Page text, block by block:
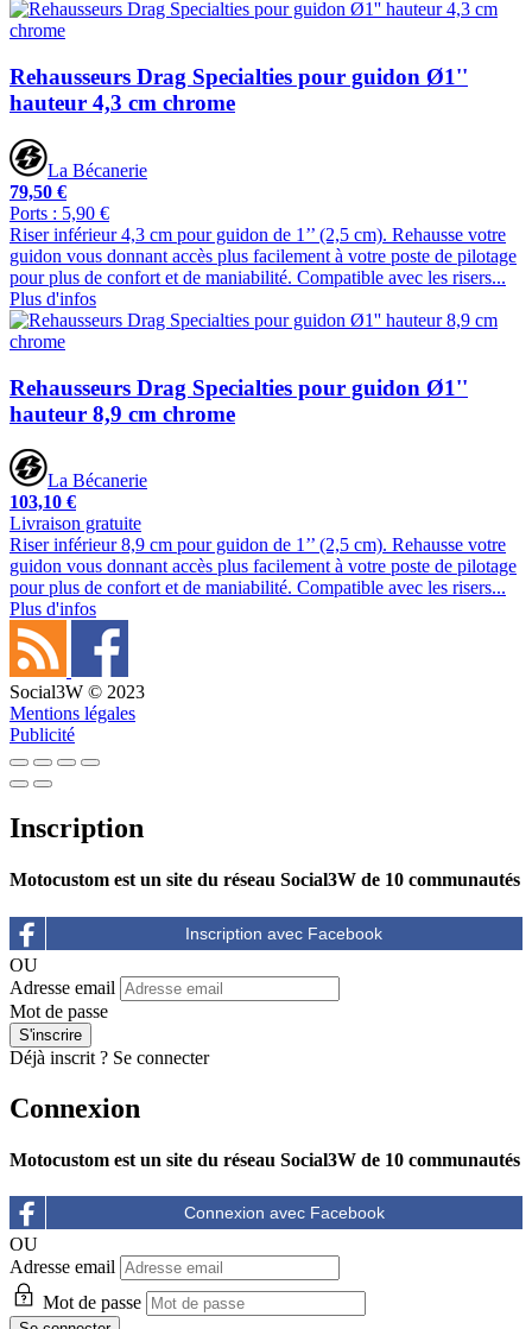
Rehausseurs Drag Specialties pour guidon Ø1''
hauteur 4,3 cm chrome
La Bécanerie
79,50 €
Ports : 5,90 €
Riser inférieur 4,3 cm pour guidon de 1’’ (2,5 cm). Rehausse votre
guidon vous donnant accès plus facilement à votre poste de pilotage
pour plus de confort et de maniabilité. Compatible avec les risers...
Plus d'infos
Rehausseurs Drag Specialties pour guidon Ø1''
hauteur 8,9 cm chrome
La Bécanerie
103,10 €
Livraison gratuite
Riser inférieur 8,9 cm pour guidon de 1’’ (2,5 cm). Rehausse votre
guidon vous donnant accès plus facilement à votre poste de pilotage
pour plus de confort et de maniabilité. Compatible avec les risers...
Plus d'infos
Social3W © 2023
Mentions légales
Publicité
Inscription
Motocustom est un site du réseau Social3W de 10 communautés
OU
Adresse email
Mot de passe
Déjà inscrit ? Se connecter
Connexion
Motocustom est un site du réseau Social3W de 10 communautés
OU
Adresse email
Mot de passe